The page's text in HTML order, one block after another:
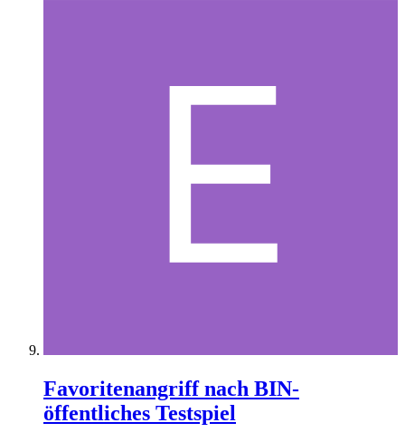
Favoritenangriff nach BIN-
öffentliches Testspiel